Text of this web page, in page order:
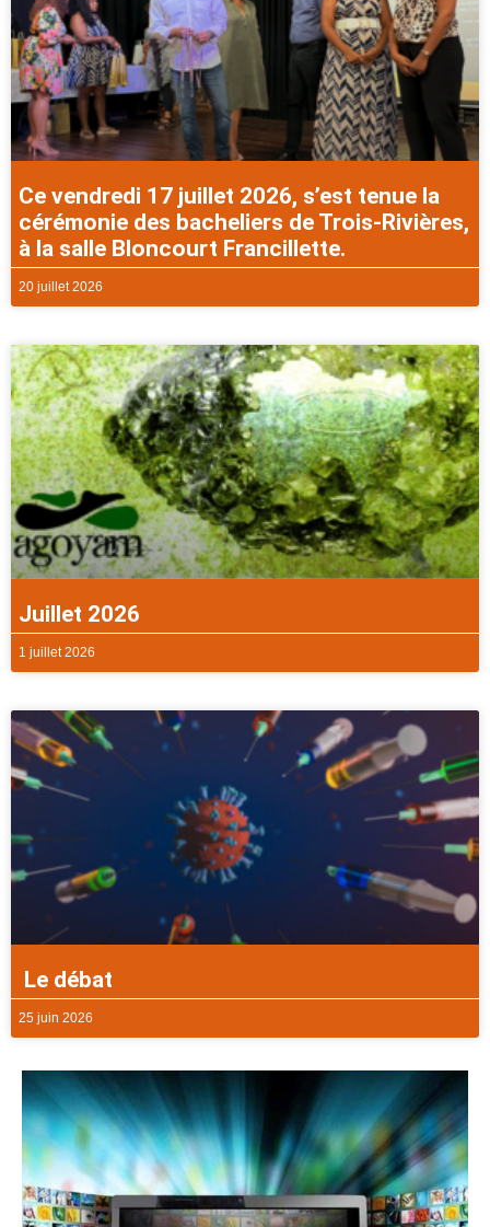
Ce vendredi 17 juillet 2026, s’est tenue la
cérémonie des bacheliers de Trois-Rivières,
à la salle Bloncourt Francillette.
20 juillet 2026
Juillet 2026
1 juillet 2026
Le débat
25 juin 2026